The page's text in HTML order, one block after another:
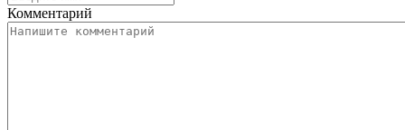
Комментарий